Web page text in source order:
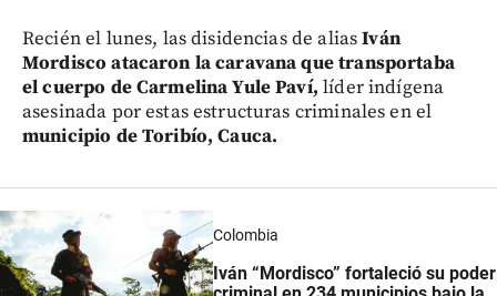
Recién el lunes, las disidencias de aliasIván
Mordisco atacaron la caravana que transportaba
el cuerpo de Carmelina Yule Paví,líder indígena
asesinada por estas estructuras criminales en el
municipio de Toribío, Cauca.
Colombia
Iván “Mordisco” fortaleció su poder